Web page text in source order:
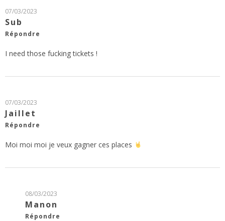
07/03/2023
Sub
Répondre
I need those fucking tickets !
07/03/2023
Jaillet
Répondre
Moi moi moi je veux gagner ces places
08/03/2023
Manon
Répondre